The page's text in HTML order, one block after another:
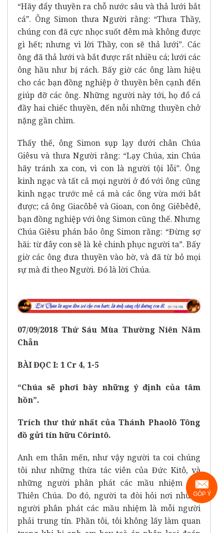
“Hãy đẩy thuyền ra chỗ nước sâu và thả lưới bắt
cá”. Ông Simon thưa Người rằng: “Thưa Thầy,
chúng con đã cực nhọc suốt đêm mà không được
gì hết; nhưng vì lời Thầy, con sẽ thả lưới”. Các
ông đã thả lưới và bắt được rất nhiều cá; lưới các
ông hầu như bị rách. Bấy giờ các ông làm hiệu
cho các bạn đồng nghiệp ở thuyền bên cạnh đến
giúp đỡ các ông. Những người này tới, họ đổ cá
đầy hai chiếc thuyền, đến nỗi những thuyền chở
nặng gần chìm.
Thấy thế, ông Simon sụp lạy dưới chân Chúa
Giêsu và thưa Người rằng: “Lạy Chúa, xin Chúa
hãy tránh xa con, vì con là người tội lỗi”. Ông
kinh ngạc và tất cả mọi người ở đó với ông cũng
kinh ngạc trước mẻ cá mà các ông vừa mới bắt
được; cả ông Giacôbê và Gioan, con ông Giêbêđê,
bạn đồng nghiệp với ông Simon cũng thế. Nhưng
Chúa Giêsu phán bảo ông Simon rằng: “Đừng sợ
hãi: từ đây con sẽ là kẻ chinh phục người ta”. Bấy
giờ các ông đưa thuyền vào bờ, và đã từ bỏ mọi
sự mà đi theo Người. Đó là lời Chúa.
07/09/2018 ThứSáu Mùa Thường Niên Năm
Chẵn
BÀI ĐỌC I: 1 Cr 4, 1-5
“Chúa sẽ phơi bày những ý định của tâm
hồn”.
Trích thư thứ nhất của Thánh Phaolô Tông
đồ gửi tín hữu Côrintô.
Anh em thân mến, như vậy người ta coi chúng
tôi như những thừa tác viên của Đức Kitô, và
những người phân phát các mầu nhiệm của
Thiên Chúa. Do đó, người ta đòi hỏi nơi những
người phân phát các mầu nhiệm là mỗi người
phải trung tín. Phần tôi, tôi không lấy làm quan
GÓP Ý